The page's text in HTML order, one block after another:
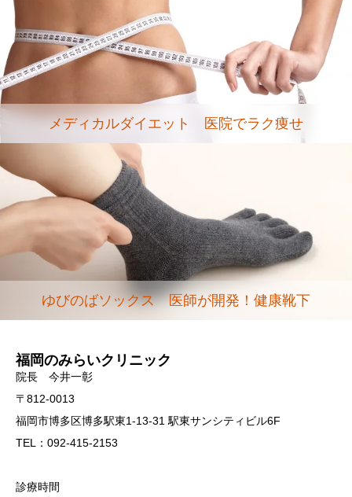
メディカルダイエット 医院でラク痩せ
ゆびのばソックス 医師が開発！健康靴下
福岡のみらいクリニック
院長 今井一彰
〒812-0013
福岡市博多区博多駅東1-13-31 駅東サンシティビル6F
TEL：092-415-2153
診療時間